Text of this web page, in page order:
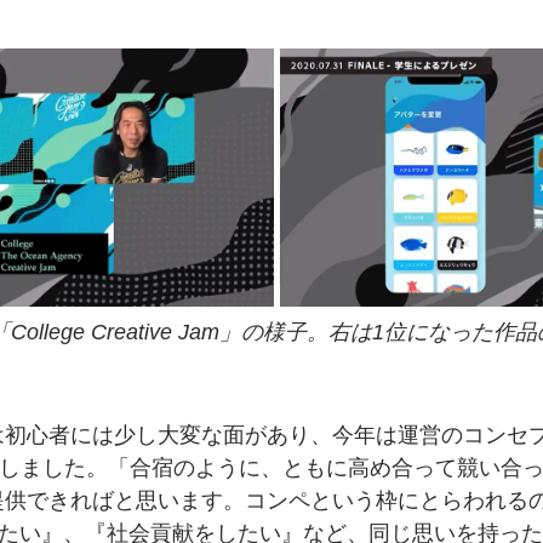
College Creative Jam」の様子。右は1位になった作品
初心者には少し大変な面があり、 今年は運営のコンセ
ました。
「合宿のように、 ともに高め合って競い合
できればと 思います。 コンペと いう枠にとらわれる
い』、
『社会貢献を したい』など、 同じ思いを持った